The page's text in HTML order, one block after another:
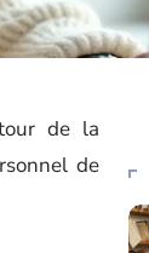
de la
de